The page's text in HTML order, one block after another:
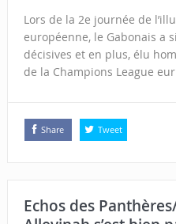
Lors de la 2e journée de
européenne, le Gabonais a
décisives et en plus, élu
de la Champions League
Share Tweet
Echos des